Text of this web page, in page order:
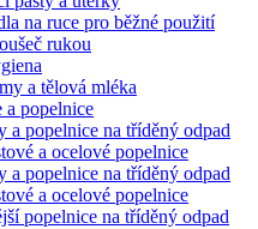
na ruce pro běžné použití
rukou
a tělová mléka
a popelnice
a popelnice na tříděný odpad
a ocelové popelnice
a popelnice na tříděný odpad
a ocelové popelnice
popelnice na tříděný odpad